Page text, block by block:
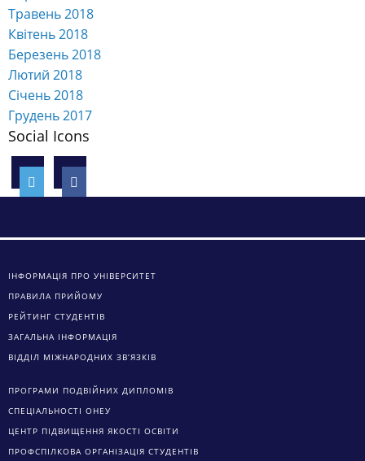
Квітень 2018
Березень 2018
Лютий 2018
Січень 2018
Грудень 2017
Social Icons
ПРАВИЛА ПРИЙОМУ
ЗАГАЛЬНА ІНФОРМАЦІЯ
ВІДДІЛ МІЖНАРОДНИХ ЗВ’ЯЗКІВ
СПЕЦІАЛЬНОСТІ ОНЕУ
ЦЕНТР ПІДВИЩЕННЯ ЯКОСТІ ОСВІТИ
ПРОФСПІЛКОВА ОРГАНІЗАЦІЯ СТУДЕНТІВ